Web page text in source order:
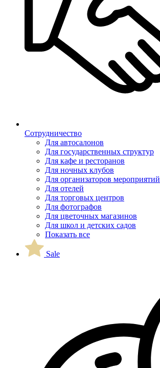
Сотрудничество
Для автосалонов
Для государственных структур
Для кафе и ресторанов
Для ночных клубов
Для организаторов мероприятий
Для отелей
Для торговых центров
Для фотографов
Для цветочных магазинов
Для школ и детских садов
Показать все
Sale